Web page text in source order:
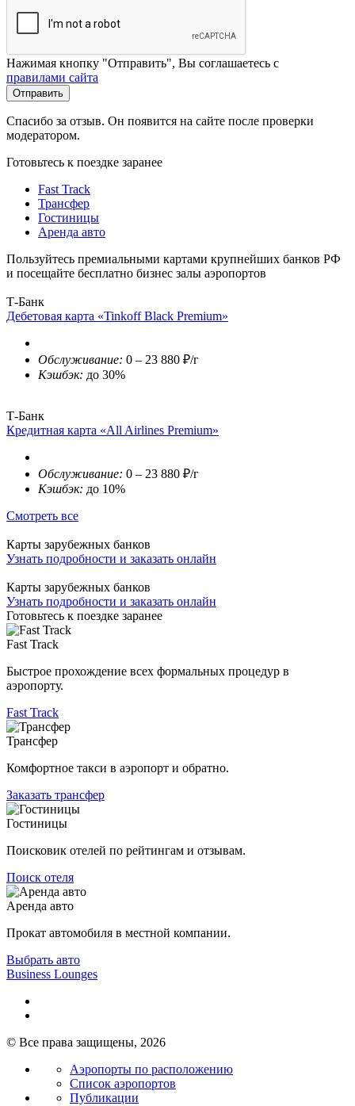
Нажимая кнопку "Отправить", Вы соглашаетесь с
правилами сайта
Отправить
Спасибо за отзыв. Он появится на сайте после проверки
модератором.
Готовьтесь к поездке заранее
Fast Track
Трансфер
Гостиницы
Аренда авто
Пользуйтесь премиальными картами крупнейших банков РФ
и посещайте бесплатно бизнес залы аэропортов
Т-Банк
Дебетовая карта «Tinkoff Black Premium»
Обслуживание: 0 – 23 880 ₽/г
Кэшбэк: до 30%
Т-Банк
Кредитная карта «All Airlines Premium»
Обслуживание: 0 – 23 880 ₽/г
Кэшбэк: до 10%
Смотреть все
Карты зарубежных банков
Узнать подробности и заказать онлайн
Карты зарубежных банков
Узнать подробности и заказать онлайн
Готовьтесь к поездке заранее
Fast Track
Быстрое прохождение всех формальных процедур в
аэропорту.
Fast Track
Трансфер
Комфортное такси в аэропорт и обратно.
Заказать трансфер
Гостиницы
Поисковик отелей по рейтингам и отзывам.
Поиск отеля
Аренда авто
Прокат автомобиля в местной компании.
Выбрать авто
Business Lounges
© Все права защищены, 2026
Аэропорты по расположению
Список аэропортов
Публикации